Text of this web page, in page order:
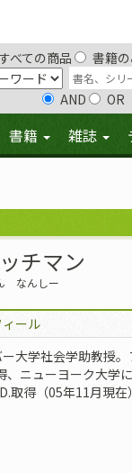
べての商品 書籍
AND OR
書籍 雑誌
チマン
なんしー
ール
大学社会学助教授
、ニューヨーク大学
取得（05年11月現在）